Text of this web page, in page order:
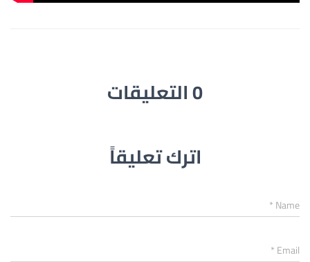
0 التعليقات
اترك تعليقاً
Name
*
Email
*